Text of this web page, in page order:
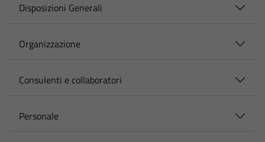
Disposizioni Generali
Organizzazione
Consulenti e collaboratori
Personale